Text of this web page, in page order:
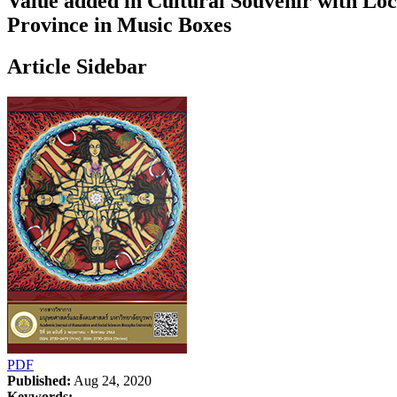
Province in Music Boxes
Article Sidebar
PDF
Published: Aug 24, 2020